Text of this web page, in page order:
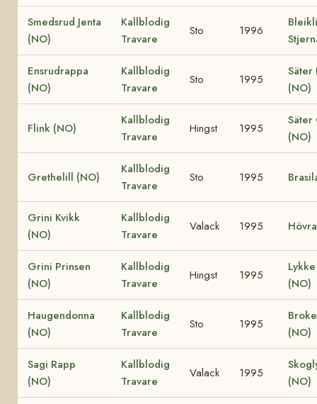
Smedsrud Jenta
(NO)
Kallblodig
Travare
Sto 1996
Bleikli
Ensrudrappa
(NO)
Kallblodig
Travare
Sto 1995
Säter
(NO)
Flink (NO)
Kallblodig
Travare
Hingst 1995
Säter
(NO)
Grethelill (NO)
Kallblodig
Travare
Sto 1995
Grini Kvikk
(NO)
Kallblodig
Travare
Valack 1995
Grini Prinsen
(NO)
Kallblodig
Travare
Hingst 1995
(NO)
Haugendonna
(NO)
Kallblodig
Travare
Sto 1995
(NO)
Sagi Rapp
(NO)
Kallblodig
Travare
Valack 1995
(NO)